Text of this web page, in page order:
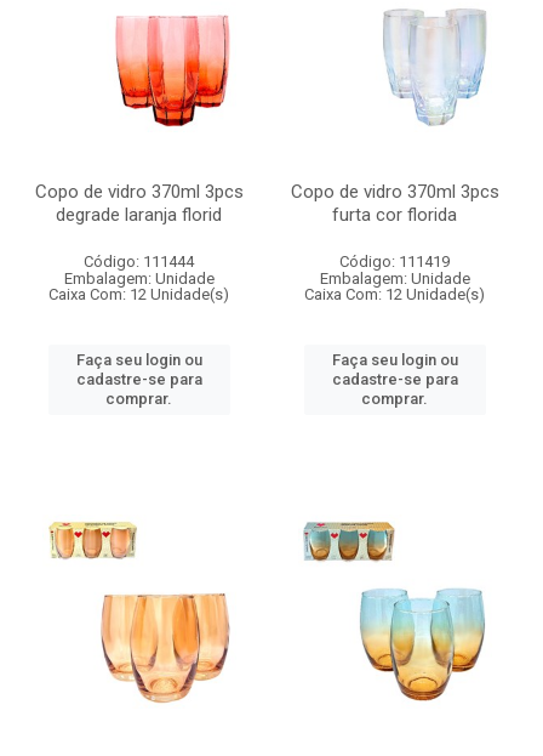
Copo de vidro 370ml 3pcs
degrade laranja florid
Código: 111444
Embalagem: Unidade
Caixa Com: 12 Unidade(s)
Faça seu login ou
cadastre-se para
comprar.
Copo de vidro 370ml 3pcs
furta cor florida
Código: 111419
Embalagem: Unidade
Caixa Com: 12 Unidade(s)
Faça seu login ou
cadastre-se para
comprar.